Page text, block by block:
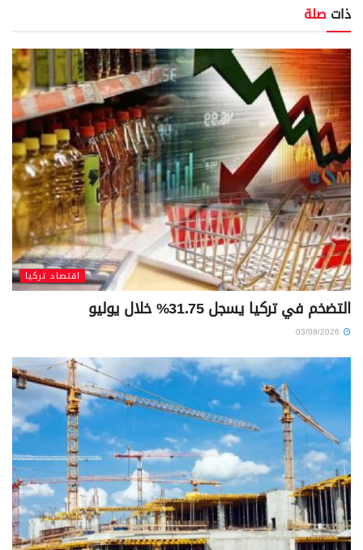
ذات صلة
اقتصاد تركيا
التضخم في تركيا يسجل 31.75% خلال يوليو